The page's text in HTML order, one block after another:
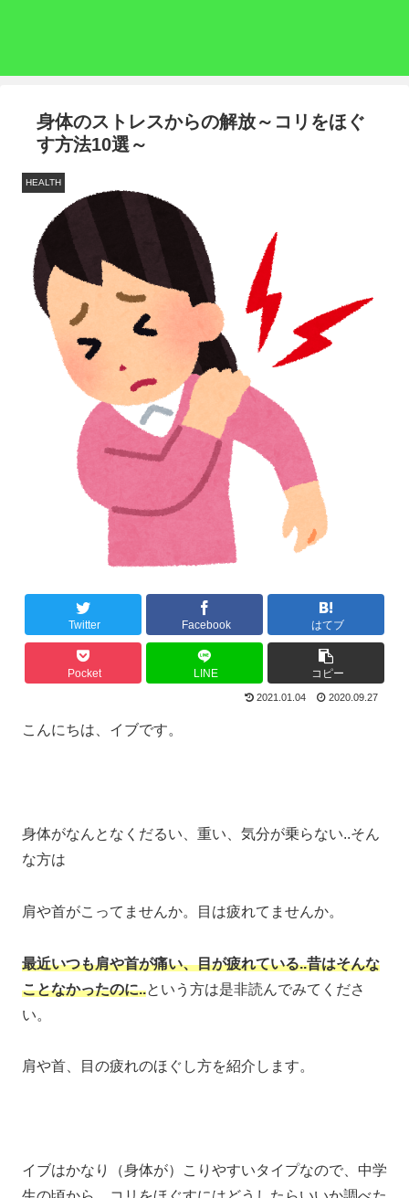
身体のストレスからの解放～コリをほぐ
す方法10選～
HEALTH
Twitter Facebook はてブ
Pocket LINE コピー
2021.01.04 2020.09.27
こんにちは、イブです。
身体がなんとなくだるい、重い、気分が乗らない..そん
な方は
肩や首がこってませんか。目は疲れてませんか。
最近いつも肩や首が痛い、目が疲れている..昔はそんな
ことなかったのに..という方は是非読んでみてくださ
い。
肩や首、目の疲れのほぐし方を紹介します。
イブはかなり（身体が）こりやすいタイプなので、中学